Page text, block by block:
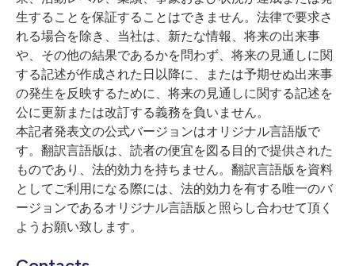
生することを保証することはできません。法律で要求さ
れる場合を除き、当社は、新たな情報、将来の出来事
や、その他の結果であるかを問わず、将来の見通しに関
する記述が作成された日以降に、または予期せぬ出来事
の発生を反映するために、将来の見通しに関する記述を
公に更新または改訂する義務を負いません。
本記者発表文の公式バージョンはオリジナル言語版で
す。翻訳言語版は、読者の便宜を図る目的で提供された
ものであり、法的効力を持ちません。翻訳言語版を資料
としてご利用になる際には、法的効力を有する唯一のバ
ージョンであるオリジナル言語版と照らし合わせて頂く
ようお願い致します。